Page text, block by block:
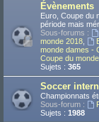
Évènements
Euro, Coupe du
période mais
Sous-forums :
monde 2018
monde dames -
Coupe du
Sujets : 365
Soccer
Championnats
Sous-forum :
Sujets : 1988